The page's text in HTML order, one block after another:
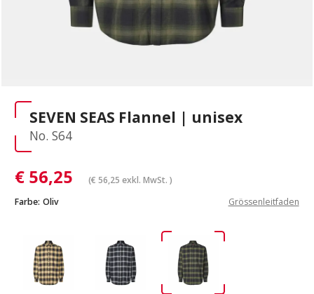
SEVEN SEAS Flannel | unisex
No. S64
€ 56,25 (€ 56,25 exkl. MwSt. )
Farbe: Oliv Grössenleitfaden